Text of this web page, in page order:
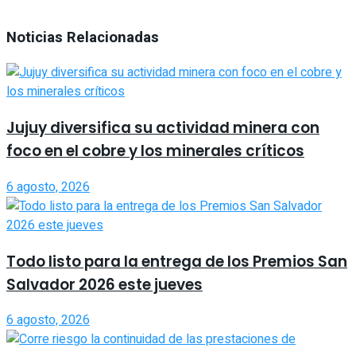
Noticias Relacionadas
Jujuy diversifica su actividad minera con
foco en el cobre y los minerales críticos
6 agosto, 2026
Todo listo para la entrega de los Premios San
Salvador 2026 este jueves
6 agosto, 2026